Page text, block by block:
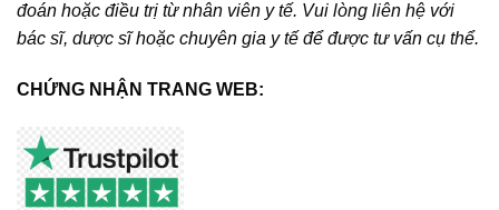
đoán hoặc điều trị từ nhân viên y tế. Vui lòng liên hệ với
bác sĩ, dược sĩ hoặc chuyên gia y tế để được tư vấn cụ thể.
CHỨNG NHẬN TRANG WEB: